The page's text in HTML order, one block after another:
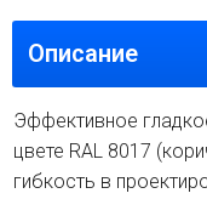
Описание
Эффективное
цвете RAL 8017
гибкость в